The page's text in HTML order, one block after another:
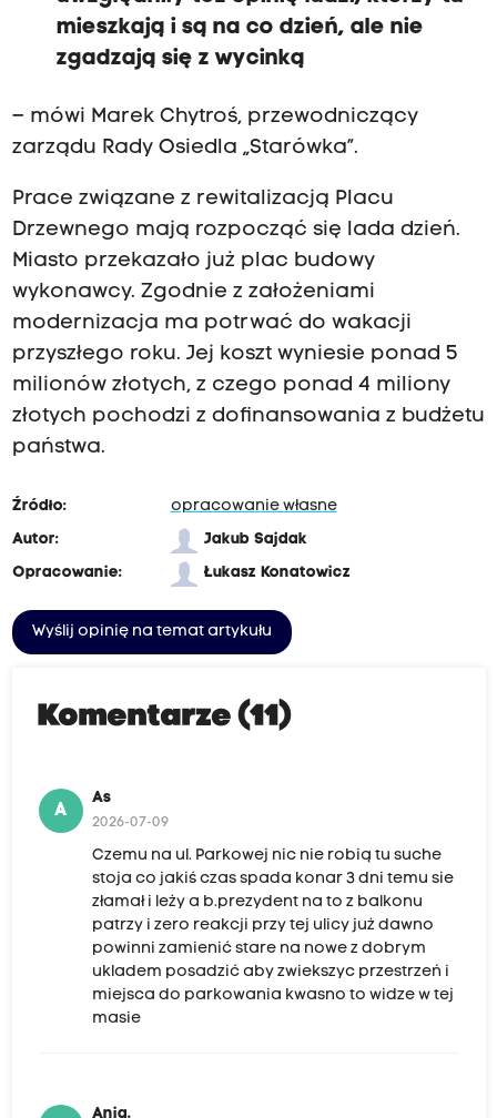
mieszkają i są na co dzień, ale nie
zgadzają się z wycinką
– mówi Marek Chytroś, przewodniczący
zarządu Rady Osiedla „Starówka”.
Prace związane z rewitalizacją Placu
Drzewnego mają rozpocząć się lada dzień.
Miasto przekazało już plac budowy
wykonawcy. Zgodnie z założeniami
modernizacja ma potrwać do wakacji
przyszłego roku. Jej koszt wyniesie ponad 5
milionów złotych, z czego ponad 4 miliony
złotych pochodzi z dofinansowania z budżetu
państwa.
Źródło:
opracowanie własne
Autor:
Jakub Sajdak
Opracowanie:
Łukasz Konatowicz
Wyślij opinię na temat artykułu
Komentarze (11)
A
As
2026-07-09
Czemu na ul. Parkowej nic nie robią tu suche
stoja co jakiś czas spada konar 3 dni temu sie
złamał i leży a b.prezydent na to z balkonu
patrzy i zero reakcji przy tej ulicy już dawno
powinni zamienić stare na nowe z dobrym
ukladem posadzić aby zwiekszyc przestrzeń i
miejsca do parkowania kwasno to widze w tej
masie
Ania.